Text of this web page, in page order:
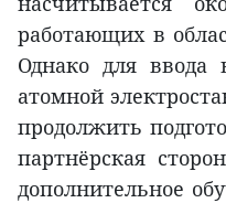
работающих в
Однако для ввода
атомной
продолжить
партнёрская
дополнительное